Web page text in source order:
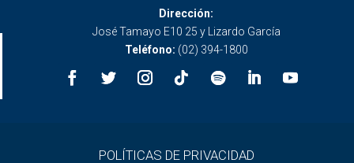
Dirección:
José Tamayo E10 25 y Lizardo García
Teléfono: (02) 394-1800
POLÍTICAS DE PRIVACIDAD